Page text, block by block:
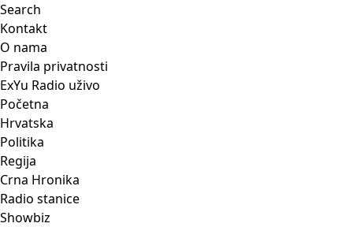
Search
Kontakt
O nama
Pravila privatnosti
ExYu Radio uživo
Početna
Hrvatska
Politika
Regija
Crna Hronika
Radio stanice
Showbiz